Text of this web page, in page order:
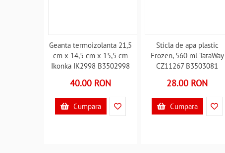
Geanta termoizolanta 21,5
cm x 14,5 cm x 15,5 cm
Ikonka IK2998 B3502998
40.00 RON
Cumpara
Sticla de apa plastic
Frozen, 560 ml TataWay
CZ11267 B3503081
28.00 RON
Cumpara